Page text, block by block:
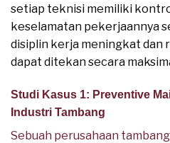
setiap teknisi memiliki
keselamatan pekerjaannya
disiplin kerja meningkat dan
dapat ditekan secara
Studi Kasus 1: Preventive
Industri Tambang
Sebuah perusahaan